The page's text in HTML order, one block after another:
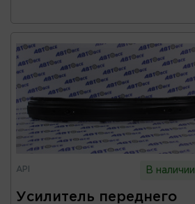
API В наличии
Усилитель переднего